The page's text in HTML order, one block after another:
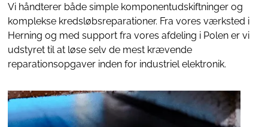
Vi håndterer både simple komponentudskiftninger og
komplekse kredsløbsreparationer. Fra vores værksted i
Herning og med support fra vores afdeling i Polen er vi
udstyret til at løse selv de mest krævende
reparationsopgaver inden for industriel elektronik.